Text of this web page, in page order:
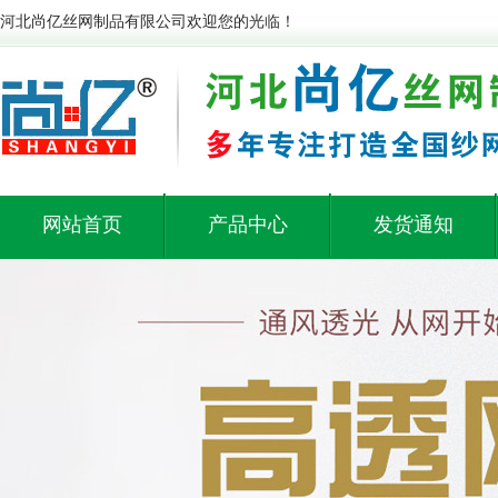
河北尚亿丝网制品有限公司欢迎您的光临！
网站首页 产品中心 发货通知